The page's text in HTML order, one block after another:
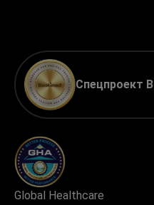
Спецпроект
Global Healthcare